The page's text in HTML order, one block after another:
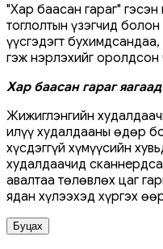
"Хар баасан гараг"
тоглолтын үзэгчид
үүсгэдэгт
гэж нэрлэхийг оролдсон
Хар баасан гараг
Жижиглэнгийн
илүү худалдааны өдөр
хүсдэггүй хүмүүсийн
худалдаачид
авалтаа төлөвлөх цаг
ядан хүлээхэд хүргэх
Буцах